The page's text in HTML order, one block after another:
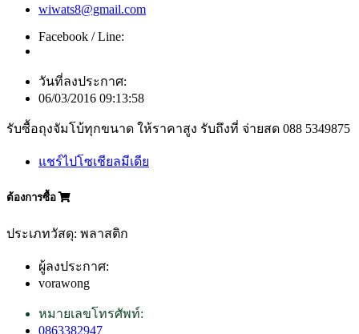
wiwats8@gmail.com
Facebook / Line:
วันที่ลงประกาศ:
06/03/2016 09:13:58
รับซื้อถุงจัมโบ้ทุกขนาด ให้ราคาสูง รับถึงที่ จ่ายสด 088 5349875
แชร์ไปโซเชียลมีเดีย
ต้องการซื้อ
ประเภทวัสดุ: พลาสติก
ผู้ลงประกาศ:
vorawong
หมายเลขโทรศัพท์:
0863382947